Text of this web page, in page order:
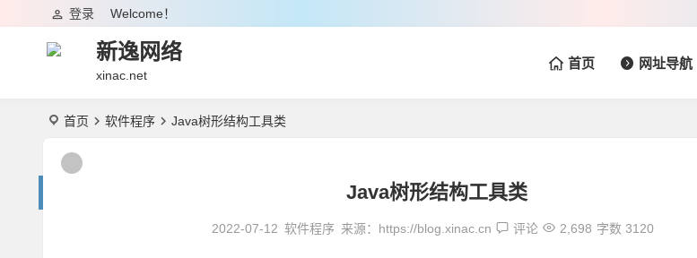
Welcome！
登录
新逸网络
xinac.net
首页 网址导航
首页 软件程序 Java树形结构工具类
Java树形结构工具类
2022-07-12 软件程序 来源： https://blog.xinac.cn 评论 2,698 字数 3120